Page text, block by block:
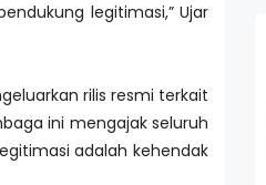
legitimasi,” Ujar
rilis resmi terkait
ini mengajak seluruh
adalah kehendak